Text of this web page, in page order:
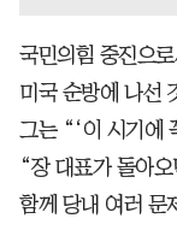
국민의힘 중진으
미국 순방에 나선
그는 “‘이 시기에
“장 대표가 돌아
함께 당내 여러 문